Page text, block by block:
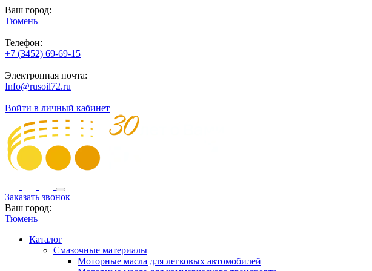
Ваш город:
Тюмень
Телефон:
+7 (3452) 69-69-15
Электронная почта:
Info@rusoil72.ru
Войти в личный кабинет
Заказать звонок
Ваш город:
Тюмень
Каталог
Смазочные материалы
Моторные масла для легковых автомобилей